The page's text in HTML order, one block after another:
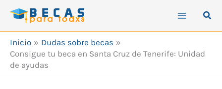
Inicio
Dudas sobre becas
Consigue tu beca en Santa Cruz de Tenerife: Unidad
de ayudas